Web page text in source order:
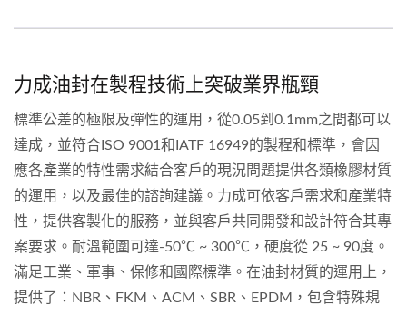
力成油封在製程技術上突破業界瓶頸
標準公差的極限及彈性的運用，從0.05到0.1mm之間都可以
達成，並符合ISO 9001和IATF 16949的製程和標準，會因
應各產業的特性需求結合客戶的現況問題提供各類橡膠材質
的運用，以及最佳的諮詢建議。力成可依客戶需求和產業特
性，提供客製化的服務，並與客戶共同開發和設計符合其專
案要求。耐溫範圍可達-50℃ ~ 300℃，硬度從 25 ~ 90度。
滿足工業、軍事、保修和國際標準。在油封材質的運用上，
提供了：NBR、FKM、ACM、SBR、EPDM，包含特殊規